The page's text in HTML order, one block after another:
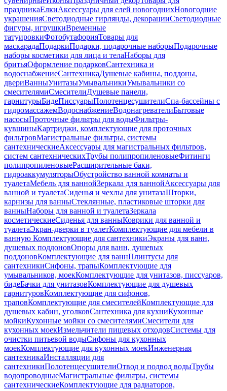
праздникаЕлкиАксессуары для елей новогоднихНовогодние
украшенияСветодиодные гирлянды, декорацииСветодиодные
фигуры, игрушкиВременные
татуировкиФотобутафорияТовары для
маскарадаПодаркиПодарки, подарочные наборыПодарочные
наборы косметики для лица и телаНаборы для
бритьяОформление подарковСантехника и
водоснабжениеСантехникаДушевые кабины, поддоны,
двериВанныУнитазыУмывальникиУмывальники со
смесителямиСмесителиДушевые панели,
гарнитурыБидеПиссуарыПолотенцесушителиСпа-бассейны с
гидромассажемВодоснабжениеВодонагревателиБытовые
насосыПроточные фильтры для водыФильтры-
кувшиныКартриджи, комплектующие для проточных
фильтровМагистральные фильтры, системы
сантехническиеАксессуары для магистральных фильтров,
систем сантехническихТрубы полипропиленовыеФитинги
полипропиленовыеРасширительные баки,
гидроаккумуляторыОбустройство ванной комнаты и
туалетаМебель для ваннойЗеркала для ваннойАксессуары для
ванной и туалетаСиденья и чехлы для унитазаШторки,
карнизы для ванныСтеклянные, пластиковые шторки для
ванныНаборы для ванной и туалетаЗеркала
косметическиеСиденья для ванныКоврики для ванной и
туалетаЭкран-дверки в туалетКомплектующие для мебели в
ванную Комплектующие для сантехникиЭкраны для ванн,
душевых поддоновОпоры для ванн, душевых
поддоновКомплектующие для ваннПлинтусы для
сантехникиСифоны, трапыКомплектующие для
умывальников, моекКомплектующие для унитазов, писсуаров,
бидеБачки для унитазовКомплектующие для душевых
гарнитуровКомплектующие для сифонов,
траповКомплектующие для смесителейКомплектующие для
душевых кабин, уголковСантехника для кухниКухонные
мойкиКухонные мойки со смесителямиСмесители для
кухонных моекИзмельчители пищевых отходовСистемы для
очистки питьевой водыСифоны для кухонных
моекКомплектующие для кухонных моекИнженерная
сантехникаИнсталляции для
сантехникиПолотенцесушителиОтвод и подвод водыТрубы
водопроводныеМагистральные фильтры, системы
сантехническиеКомплектующие для радиаторов,